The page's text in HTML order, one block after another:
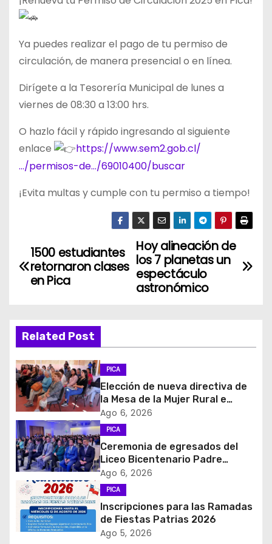
Ya puedes realizar el pago de tu permiso de
circulación, de manera presencial o en línea.
Dirígete a la Tesorería Municipal de lunes a
viernes de 08:30 a 13:00 hrs.
O hazlo fácil y rápido ingresando al siguiente
enlace
https://www.sem2.gob.cl/
…/permisos-de…/69010400/buscar
¡Evita multas y cumple con tu permiso a tiempo!
N
a
e
g
a
c
i
ó
n
d
e
Hoy alineación de
los 7 planetas un
espectáculo
astronómico
1500 estudiantes
retornaron clases
en Pica
Related Post
PICA
Elección de nueva directiva de
la Mesa de la Mujer Rural e
Indigena
Ago 6, 2026
PICA
Ceremonia de egresados del
Liceo Bicentenario Padre
Alberto Hurtado a la industria
minera
Ago 6, 2026
PICA
Inscripciones para las Ramadas
de Fiestas Patrias 2026
Ago 5, 2026